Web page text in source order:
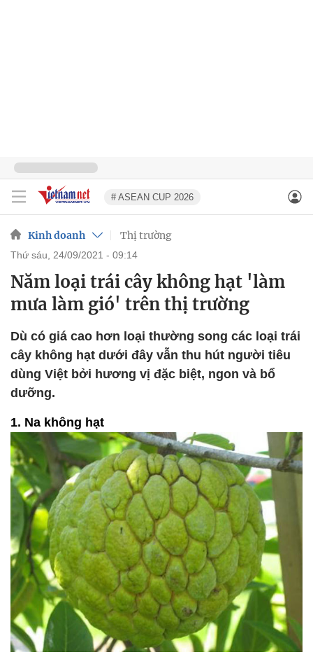
# ASEAN CUP 2026
Kinh doanh Thị trường
thứ sáu, 24/09/2021 - 09:14
Năm loại trái cây không hạt 'làm
mưa làm gió' trên thị trường
Dù có giá cao hơn loại thường song các loại trái
cây không hạt dưới đây vẫn thu hút người tiêu
dùng Việt bởi hương vị đặc biệt, ngon và bổ
dưỡng.
1. Na không hạt